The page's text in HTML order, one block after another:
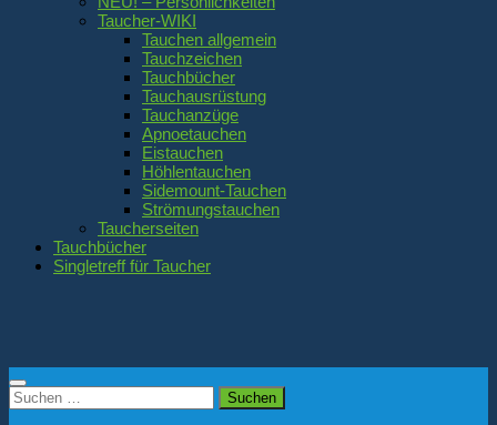
Taucher-WIKI
Tauchen allgemein
Tauchzeichen
Tauchbücher
Tauchausrüstung
Tauchanzüge
Apnoetauchen
Eistauchen
Höhlentauchen
Sidemount-Tauchen
Strömungstauchen
Taucherseiten
Tauchbücher
Singletreff für Taucher
Suchen
nach: